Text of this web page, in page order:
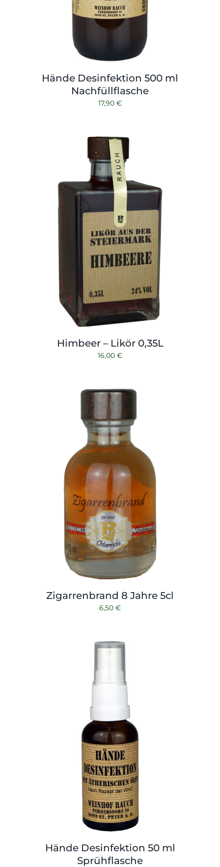
Hände Desinfektion 500 ml
Nachfüllflasche
17,90 €
Himbeer – Likör 0,35L
16,00 €
Zigarrenbrand 8 Jahre 5cl
6,50 €
Hände Desinfektion 50 ml
Sprühflasche